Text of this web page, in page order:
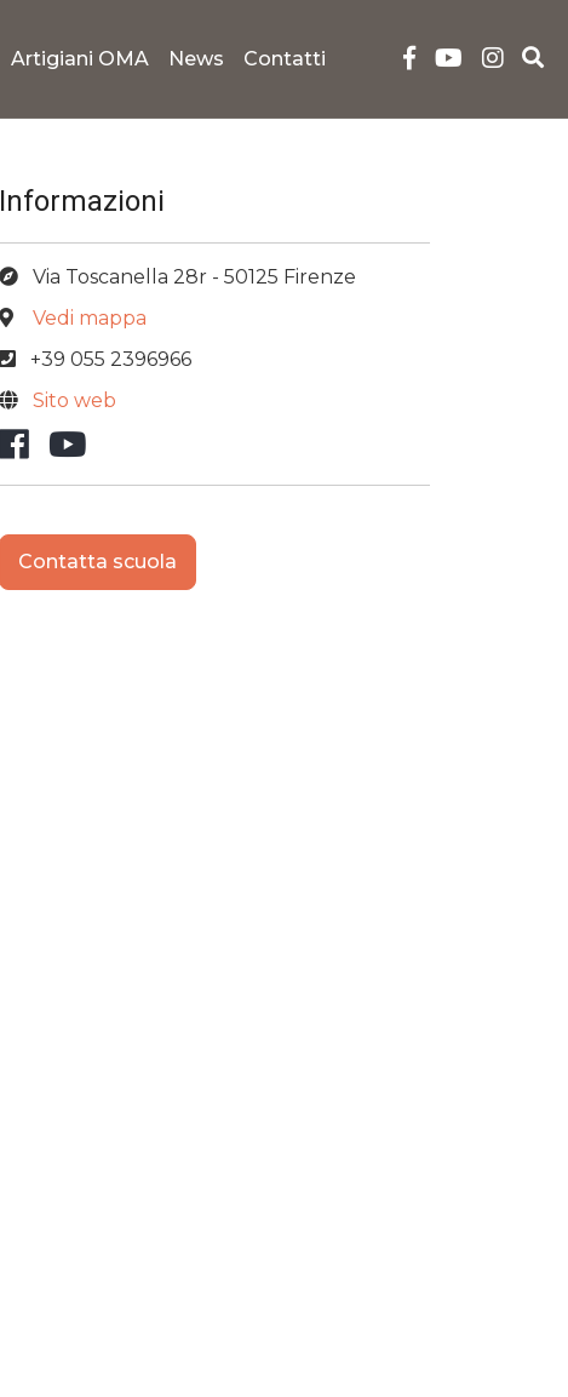
Artigiani OMA News Contatti
Informazioni
Via Toscanella 28r - 50125 Firenze
Vedi mappa
+39 055 2396966
Sito web
Facebook
Contatta scuola